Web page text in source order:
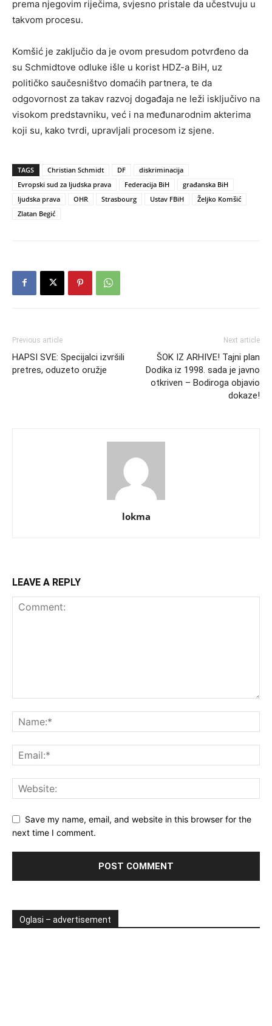
prema njegovim riječima, svjesno pristale da učestvuju u
takvom procesu.
Komšić je zaključio da je ovom presudom potvrđeno da
su Schmidtove odluke išle u korist HDZ-a BiH, uz
političko saučesništvo domaćih partnera, te da
odgovornost za takav razvoj događaja ne leži isključivo na
visokom predstavniku, već i na međunarodnim akterima
koji su, kako tvrdi, upravljali procesom iz sjene.
TAGS Christian Schmidt DF
diskriminacija
Evropski sud za ljudska prava
Federacija BiH
građanska BiH
ljudska prava
OHR Strasbourg Ustav FBiH
Željko Komšić
Zlatan Begić
Previous article
HAPSI SVE: Specijalci izvršili
pretres, oduzeto oružje
Next article
ŠOK IZ ARHIVE! Tajni plan
Dodika iz 1998. sada je javno
otkriven – Bodiroga objavio
dokaze!
lokma
LEAVE A REPLY
Save my name, email, and website in this browser for the
next time I comment.
Oglasi – advertisement